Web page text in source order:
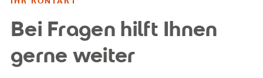
Bei Fragen hilft Ihnen
gerne weiter